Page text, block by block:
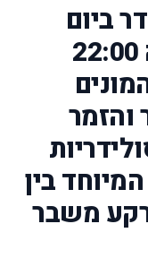
ביום
ראשון (22.03) בשעה 22:00
והזמר
בין
משבר